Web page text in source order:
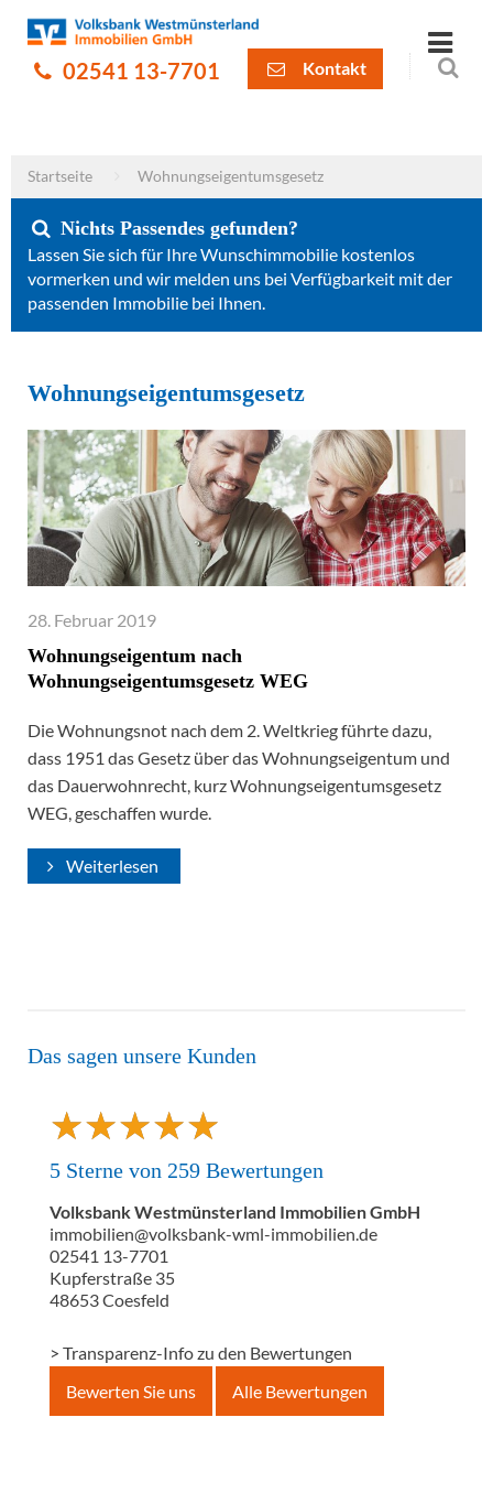
02541 13-7701 Kontakt
Startseite Wohnungseigentumsgesetz
Nichts Passendes gefunden?
Lassen Sie sich für Ihre Wunschimmobilie kostenlos
vormerken und wir melden uns bei Verfügbarkeit mit der
passenden Immobilie bei Ihnen.
Wohnungseigentumsgesetz
28. Februar 2019
Wohnungseigentum nach
Wohnungseigentumsgesetz WEG
Die Wohnungsnot nach dem 2. Weltkrieg führte dazu,
dass 1951 das Gesetz über das Wohnungseigentum und
das Dauerwohnrecht, kurz Wohnungseigentumsgesetz
WEG, geschaffen wurde.
Weiterlesen
Das sagen unsere Kunden
★★★★★
★★★★★
5 Sterne von 259 Bewertungen
Volksbank Westmünsterland Immobilien GmbH
immobilien@volksbank-wml-immobilien.de
02541 13-7701
Kupferstraße 35
48653Coesfeld
> Transparenz-Info zu den Bewertungen
Bewerten Sie uns
Alle Bewertungen